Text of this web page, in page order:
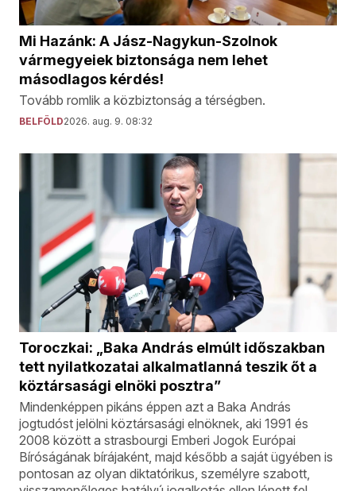
Mi Hazánk: A Jász-Nagykun-Szolnok
vármegyeiek biztonsága nem lehet
másodlagos kérdés!
Tovább romlik a közbiztonság a térségben.
BELFÖLD2026. aug. 9. 08:32
Toroczkai: „Baka András elmúlt időszakban
tett nyilatkozatai alkalmatlanná teszik őt a
köztársasági elnöki posztra”
Mindenképpen pikáns éppen azt a Baka András
jogtudóst jelölni köztársasági elnöknek, aki 1991 és
2008 között a strasbourgi Emberi Jogok Európai
Bíróságának bírájaként, majd később a saját ügyében is
pontosan az olyan diktatórikus, személyre szabott,